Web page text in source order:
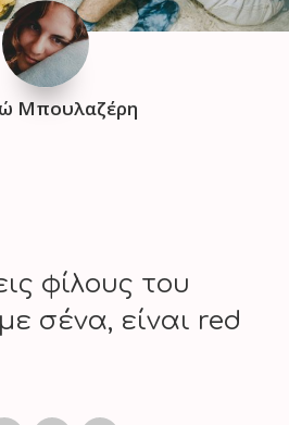
Μπουλαζέρη
φίλους του
σένα, είναι red